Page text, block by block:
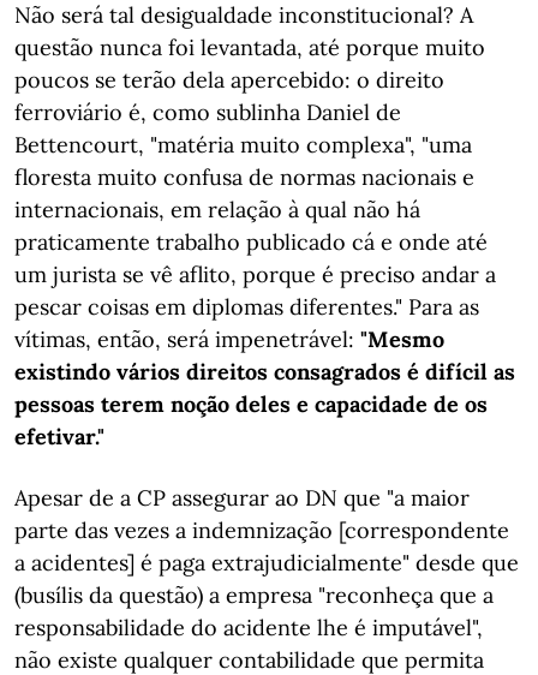
Não será tal desigualdade inconstitucional? A
questão nunca foi levantada, até porque muito
poucos se terão dela apercebido: o direito
ferroviário é, como sublinha Daniel de
Bettencourt, "matéria muito complexa", "uma
floresta muito confusa de normas nacionais e
internacionais, em relação à qual não há
praticamente trabalho publicado cá e onde até
um jurista se vê aflito, porque é preciso andar a
pescar coisas em diplomas diferentes." Para as
vítimas, então, será impenetrável: "Mesmo
existindo vários direitos consagrados é difícil as
pessoas terem noção deles e capacidade de os
efetivar."
Apesar de a CP assegurar ao DN que "a maior
parte das vezes a indemnização [correspondente
a acidentes] é paga extrajudicialmente" desde que
(busílis da questão) a empresa "reconheça que a
responsabilidade do acidente lhe é imputável",
não existe qualquer contabilidade que permita